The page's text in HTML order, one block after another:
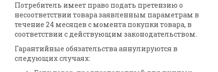
Потребитель имеет право подать претензию о
несоответствии товара заявленным параметрам в
течение 24 месяцев с момента покупки товара, в
соответствии с действующим законодательством.
Гарантийные обязательства аннулируются в
следующих случаях: